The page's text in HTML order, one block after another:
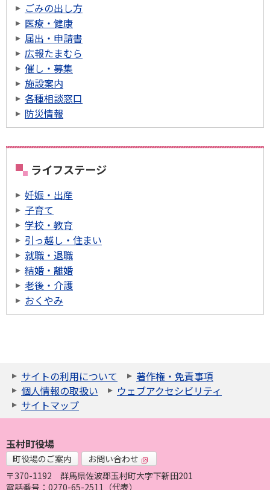
ごみの出し方
医療・健康
届出・申請書
広報たまむら
催し・募集
施設案内
各種相談窓口
防災情報
ライフステージ
妊娠・出産
子育て
学校・教育
引っ越し・住まい
就職・退職
結婚・離婚
老後・介護
おくやみ
サイトの利用について
著作権・免責事項
個人情報の取扱い
ウェブアクセシビリティ
サイトマップ
玉村町役場
町役場のご案内
お問い合わせ
〒370-1192
群馬県佐波郡玉村町大字下新田201
電話番号：0270-65-2511（代表）